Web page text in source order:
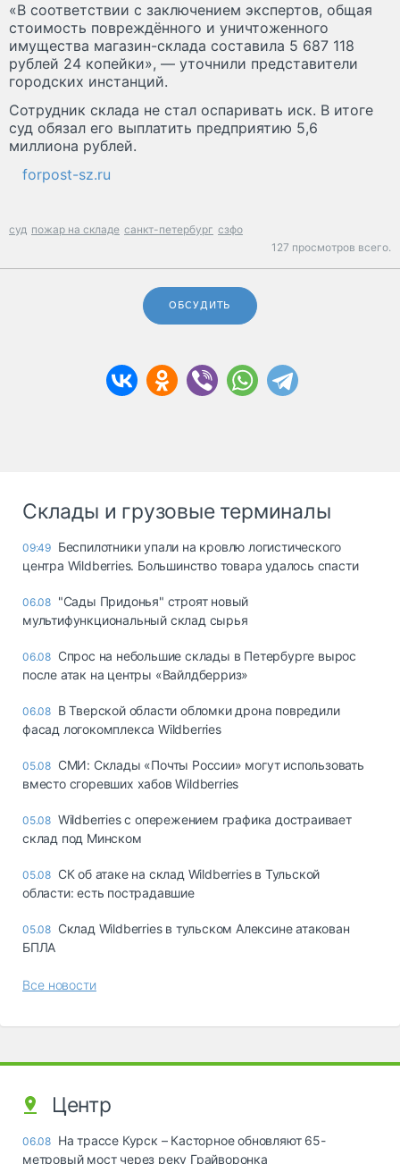
«В соответствии с заключением экспертов, общая
стоимость повреждённого и уничтоженного
имущества магазин-склада составила 5 687 118
рублей 24 копейки», — уточнили представители
городских инстанций.
Сотрудник склада не стал оспаривать иск. В итоге
суд обязал его выплатить предприятию 5,6
миллиона рублей.
forpost-sz.ru
суд пожар на складе санкт-петербург сзфо
127 просмотров всего.
ОБСУДИТЬ
Склады и грузовые терминалы
09:49 Беспилотники упали на кровлю логистического
центра Wildberries. Большинство товара удалось спасти
06.08 "Сады Придонья" строят новый
мультифункциональный склад сырья
06.08 Спрос на небольшие склады в Петербурге вырос
после атак на центры «Вайлдберриз»
06.08 В Тверской области обломки дрона повредили
фасад логокомплекса Wildberries
05.08 СМИ: Склады «Почты России» могут использовать
вместо сгоревших хабов Wildberries
05.08 Wildberries с опережением графика достраивает
склад под Минском
05.08 СК об атаке на склад Wildberries в Тульской
области: есть пострадавшие
05.08 Склад Wildberries в тульском Алексине атакован
БПЛА
Все новости
Центр
06.08 На трассе Курск – Касторное обновляют 65-
метровый мост через реку Грайворонка